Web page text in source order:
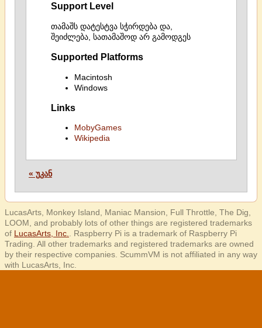
Support Level
თამაშს დატესტვა სჭირდება და,
შეიძლება, სათამაშოდ არ გამოდგეს
Supported Platforms
Macintosh
Windows
Links
MobyGames
Wikipedia
« უკან
LucasArts, Monkey Island, Maniac Mansion, Full Throttle, The Dig,
LOOM, and probably lots of other things are registered trademarks
of LucasArts, Inc.
. Raspberry Pi is a trademark of Raspberry Pi
Trading. All other trademarks and registered trademarks are owned
by their respective companies. ScummVM is not affiliated in any way
with LucasArts, Inc.